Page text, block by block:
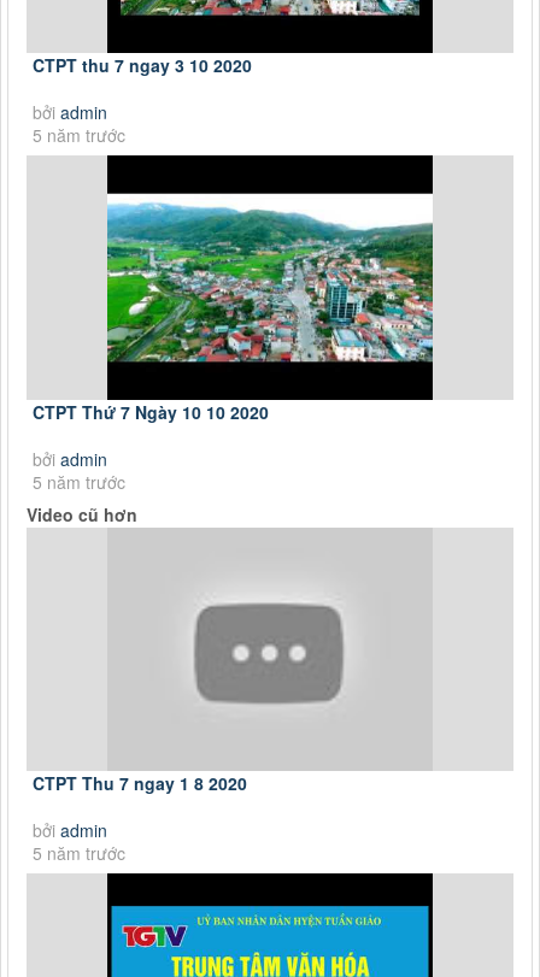
CTPT thu 7 ngay 3 10 2020
bởi admin
5 năm trước
CTPT Thứ 7 Ngày 10 10 2020
bởi admin
5 năm trước
Video cũ hơn
CTPT Thu 7 ngay 1 8 2020
bởi admin
5 năm trước